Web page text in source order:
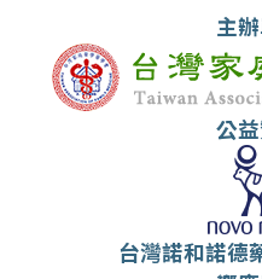
主
公
台灣諾和諾德